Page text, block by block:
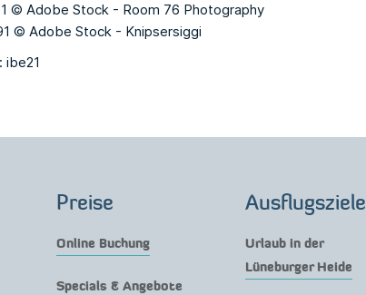
© Adobe Stock - Room 76 Photography
© Adobe Stock - Knipsersiggi
ibe21
Preise
Online Buchung
Specials & Angebote
Ausflugsziele
Urlaub in der
Lüneburger Heide